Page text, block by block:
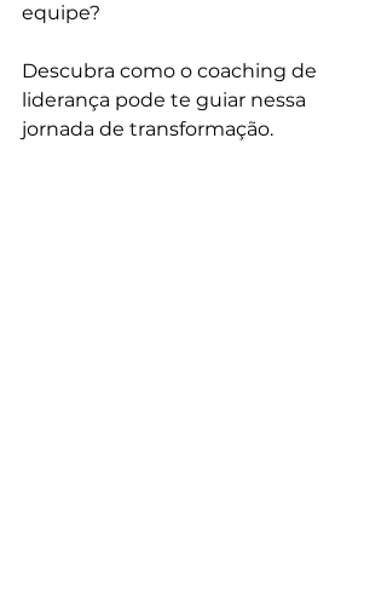
equipe?
Descubra como o coaching de
liderança pode te guiar nessa
jornada de transformação.